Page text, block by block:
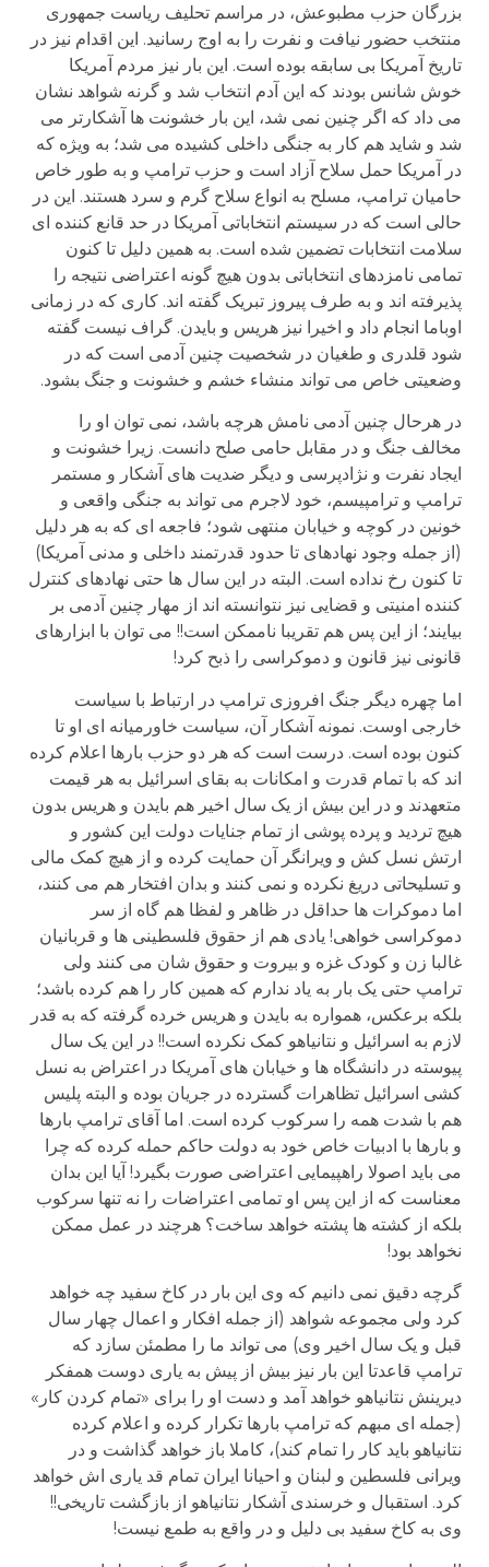
بزرگان حزب مطبوعش، در مراسم تحلیف ریاست جمهوری
منتخب حضور نیافت و نفرت را به اوج رسانید. این اقدام نیز در
تاریخ آمریکا بی سابقه بوده است. این بار نیز مردم آمریکا
خوش شانس بودند که این آدم انتخاب شد و گرنه شواهد نشان
می داد که اگر چنین نمی شد، این بار خشونت ها آشکارتر می
شد و شاید هم کار به جنگی داخلی کشیده می شد؛ به ویژه که
در آمریکا حمل سلاح آزاد است و حزب ترامپ و به طور خاص
حامیان ترامپ، مسلح به انواع سلاح گرم و سرد هستند. این در
حالی است که در سیستم انتخاباتی آمریکا در حد قانع کننده ای
سلامت انتخابات تضمین شده است. به همین دلیل تا کنون
تمامی نامزدهای انتخاباتی بدون هیچ گونه اعتراضی نتیجه را
پذیرفته اند و به طرف پیروز تبریک گفته اند. کاری که در زمانی
اوباما انجام داد و اخیرا نیز هریس و بایدن. گراف نیست گفته
شود قلدری و طغیان در شخصیت چنین آدمی است که در
وضعیتی خاص می تواند منشاء خشم و خشونت و جنگ بشود.
در هرحال چنین آدمی نامش هرچه باشد، نمی توان او را
مخالف جنگ و در مقابل حامی صلح دانست. زیرا خشونت و
ایجاد نفرت و نژادپرسی و دیگر ضدیت های آشکار و مستمر
ترامپ و ترامپیسم، خود لاجرم می تواند به جنگی واقعی و
خونین در کوچه و خیابان منتهی شود؛ فاجعه ای که به هر دلیل
(از جمله وجود نهادهای تا حدود قدرتمند داخلی و مدنی آمریکا)
تا کنون رخ نداده است. البته در این سال ها حتی نهادهای کنترل
کننده امنیتی و قضایی نیز نتوانسته اند از مهار چنین آدمی بر
بیایند؛ از این پس هم تقریبا ناممکن است!! می توان با ابزارهای
قانونی نیز قانون و دموکراسی را ذبح کرد!
اما چهره دیگر جنگ افروزی ترامپ در ارتباط با سیاست
خارجی اوست. نمونه آشکار آن، سیاست خاورمیانه ای او تا
کنون بوده است. درست است که هر دو حزب بارها اعلام کرده
اند که با تمام قدرت و امکانات به بقای اسرائیل به هر قیمت
متعهدند و در این بیش از یک سال اخیر هم بایدن و هریس بدون
هیچ تردید و پرده پوشی از تمام جنایات دولت این کشور و
ارتش نسل کش و ویرانگر آن حمایت کرده و از هیچ کمک مالی
و تسلیحاتی دریغ نکرده و نمی کنند و بدان افتخار هم می کنند،
اما دموکرات ها حداقل در ظاهر و لفظا هم گاه از سر
دموکراسی خواهی! یادی هم از حقوق فلسطینی ها و قربانیان
غالبا زن و کودک غزه و بیروت و حقوق شان می کنند ولی
ترامپ حتی یک بار به یاد ندارم که همین کار را هم کرده باشد؛
بلکه برعکس، همواره به بایدن و هریس خرده گرفته که به قدر
لازم به اسرائیل و نتانیاهو کمک نکرده است!! در این یک سال
پیوسته در دانشگاه ها و خیابان های آمریکا در اعتراض به نسل
کشی اسرائیل تظاهرات گسترده در جریان بوده و البته پلیس
هم با شدت همه را سرکوب کرده است. اما آقای ترامپ بارها
و بارها با ادبیات خاص خود به دولت حاکم حمله کرده که چرا
می باید اصولا راهپیمایی اعتراضی صورت بگیرد! آیا این بدان
معناست که از این پس او تمامی اعتراضات را نه تنها سرکوب
بلکه از کشته ها پشته خواهد ساخت؟ هرچند در عمل ممکن
نخواهد بود!
گرچه دقیق نمی دانیم که وی این بار در کاخ سفید چه خواهد
کرد ولی مجموعه شواهد (از جمله افکار و اعمال چهار سال
قبل و یک سال اخیر وی) می تواند ما را مطمئن سازد که
ترامپ قاعدتا این بار نیز بیش از پیش به یاری دوست همفکر
دیرینش نتانیاهو خواهد آمد و دست او را برای «تمام کردن کار»
(جمله ای مبهم که ترامپ بارها تکرار کرده و اعلام کرده
نتانیاهو باید کار را تمام کند)، کاملا باز خواهد گذاشت و در
ویرانی فلسطین و لبنان و احیانا ایران تمام قد یاری اش خواهد
کرد. استقبال و خرسندی آشکار نتانیاهو از بازگشت تاریخی!!
وی به کاخ سفید بی دلیل و در واقع به طمع نیست!